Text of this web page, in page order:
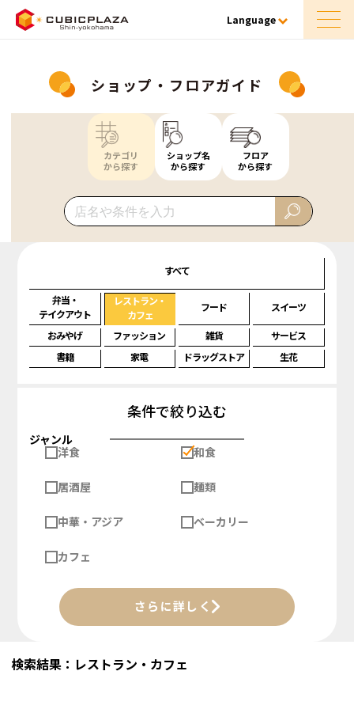
Language
ショップ・フロアガイド
カテゴリ
から探す
ショップ名
から探す
フロア
から探す
すべて
弁当・
テイクアウト
レストラン・
カフェ
フード スイーツ
おみやげ ファッション 雑貨
サービス
書籍
家電 ドラッグストア 生花
条件で絞り込む
ジャンル
洋食
和食
居酒屋 麺類
中華・アジア ベーカリー
カフェ
さらに詳しく
検索結果：レストラン・カフェ